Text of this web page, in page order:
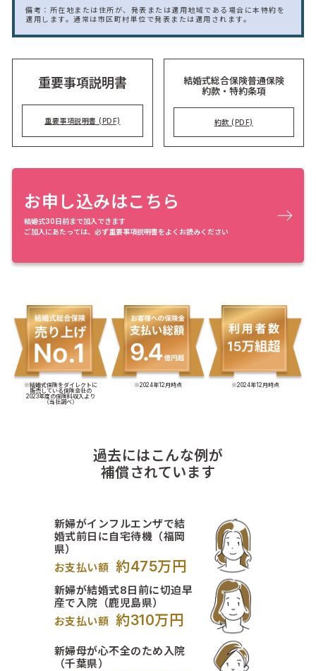
備考：所在地または住所が、発表または適用地域である場合に本特約を
適用します。通常は市区町村単位で発表または適用されます。
重要事項説明書
重要事項説明書 (PDF)
結婚式総合保険普通保険
約款・特約条項
約款 (PDF)
お申し込みはこちら
結婚式30日前まで加入できます
ご加入にあたっては、必ず重要事項説明書をよくお読みください
※結婚式保険をダイレクトに
販売している保険会社の
2023年度の保険料収入より
（当社調べ）
※2024年12月時点 ※2024年12月時点
過去にはこんな例が
補償されています
新婦がインフルエンザで結
婚式前日に自宅待機（福岡
県）
お支払い額 約475万円
新婦が結婚式8日前に切迫早
産で入院（鹿児島県）
お支払い額 約310万円
新婦母が心不全のため入院
（千葉県）